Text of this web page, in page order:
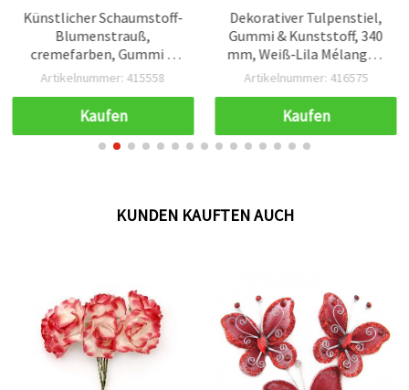
Künstlicher Schaumstoff-
Blumenstrauß,
cremefarben, Gummi &
Draht, 20x30x190 mm – 10
Floristikbedarf
Artikelnummer: 415558
Kaufen
Dekorativer Tulpenstiel,
Gummi & Kunststoff, 340
mm, Weiß‑Lila Mélange –
Bastel- & Floristikdeko
Artikelnummer: 416575
Kaufen
KUNDEN KAUFTEN AUCH